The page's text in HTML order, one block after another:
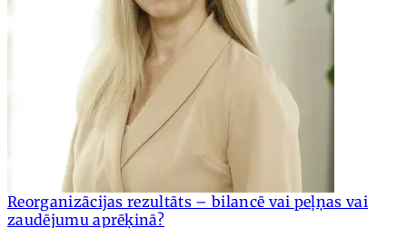
Reorganizācijas rezultāts – bilancē vai peļņas vai
zaudējumu aprēķinā?